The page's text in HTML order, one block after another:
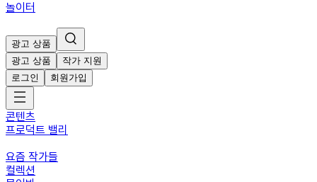
놀이터
광고 상품
광고 상품
작가 지원
로그인
회원가입
콘텐츠
프로덕트 밸리
요즘 작가들
컬렉션